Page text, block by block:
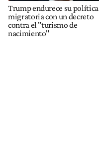
Trump endurece su política
migratoria con un decreto
contra el "turismo de
nacimiento"